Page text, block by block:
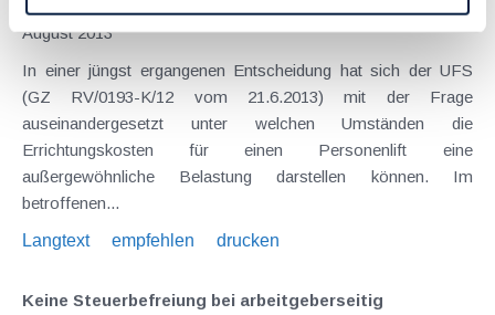
August 2013
In einer jüngst ergangenen Entscheidung hat sich der UFS
(GZ RV/0193-K/12 vom 21.6.2013) mit der Frage
auseinandergesetzt unter welchen Umständen die
Errichtungskosten für einen Personenlift eine
außergewöhnliche Belastung darstellen können. Im
betroffenen...
Langtext
empfehlen drucken
Keine Steuerbefreiung bei arbeitgeberseitig